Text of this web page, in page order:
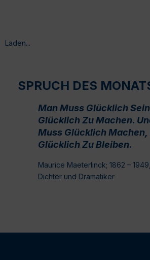
Laden...
SPRUCH DES
Man Muss Glücklich
Glücklich Zu Machen.
Muss Glücklich Machen,
Glücklich Zu Bleiben.
Maurice Maeterlinck; 1862 –
Dichter und Dramatiker